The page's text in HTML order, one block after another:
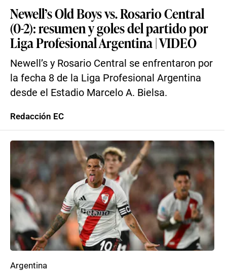
Newell’s Old Boys vs. Rosario Central
(0-2): resumen y goles del partido por
Liga Profesional Argentina | VIDEO
Newell’s y Rosario Central se enfrentaron por
la fecha 8 de la Liga Profesional Argentina
desde el Estadio Marcelo A. Bielsa.
Redacción EC
Argentina